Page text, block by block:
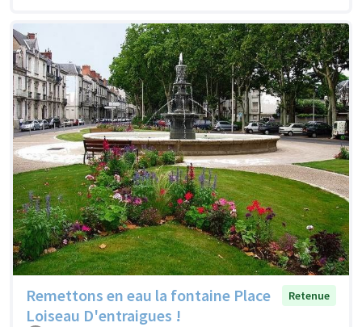
Remettons en eau la fontaine Place
Loiseau D'entraigues !
Retenue